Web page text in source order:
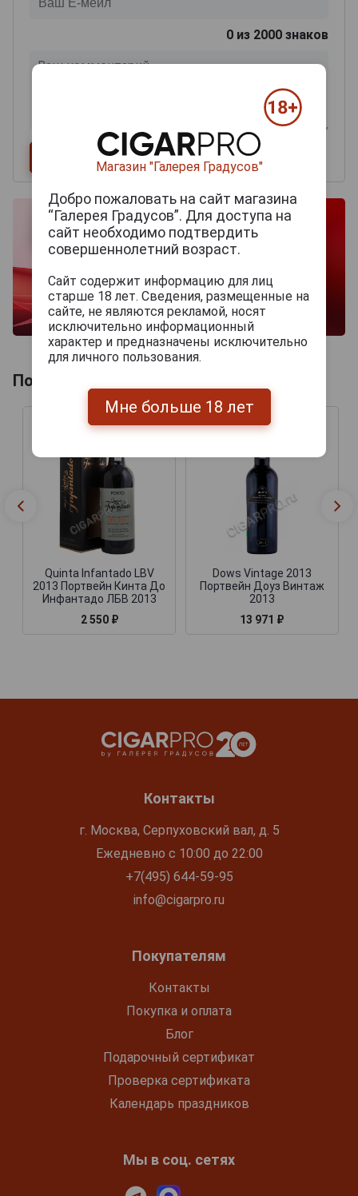
0 из 2000 знаков
Похожие Портвейны
Quinta Infantado LBV
2013 Портвейн Кинта До
Инфантадо ЛБВ 2013
2 550 ₽
Dows Vintage 2013
Портвейн Доуз Винтаж
2013
13 971 ₽
Контакты
г. Москва, Серпуховский вал, д. 5
Ежедневно с 10:00 до 22:00
+7(495) 644-59-95
info@cigarpro.ru
Покупателям
Контакты
Покупка и оплата
Блог
Подарочный сертификат
Проверка сертификата
Календарь праздников
Мы в соц. сетях
Магазин "Галерея Градусов"
Добро пожаловать на сайт магазина
“Галерея Градусов”. Для доступа на
сайт необходимо подтвердить
совершеннолетний возраст.
Сайт содержит информацию для лиц
старше 18 лет. Сведения, размещенные на
сайте, не являются рекламой, носят
исключительно информационный
характер и предназначены исключительно
для личного пользования.
Мне больше 18 лет